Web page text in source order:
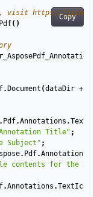
Copy
https://
( )
. Document (dataDir +
. Pdf.Annotations .
Annotation Title" ;
Subject" ;
. Pdf.Annotations
contents for the
.Annotations .TextIcon